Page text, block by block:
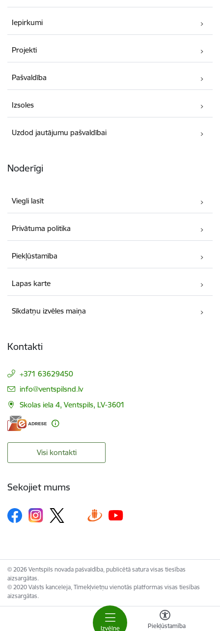
Izvēlne Piekļūstamība
Iepirkumi
Projekti
Pašvaldība
Izsoles
Uzdod jautājumu pašvaldībai
Noderīgi
Viegli lasīt
Privātuma politika
Piekļūstamība
Lapas karte
Sīkdatņu izvēles maiņa
Kontakti
+371 63629450
E-pasts:
info@ventspilsnd.lv
Skolas iela 4, Ventspils, LV-3601
Visi kontakti
Sekojiet mums
© 2026 Ventspils novada pašvaldība, publicētā satura visas tiesības
aizsargātas.
© 2020 Valsts kanceleja, Tīmekļvietņu vienotās platformas visas tiesības
aizsargātas.